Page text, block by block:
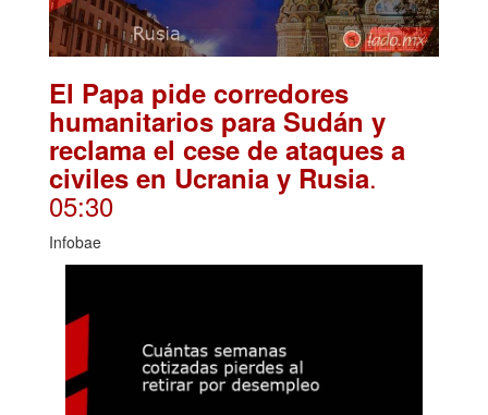
El Papa pide corredores
humanitarios para Sudán y
reclama el cese de ataques a
civiles en Ucrania y Rusia.
05:30
Infobae